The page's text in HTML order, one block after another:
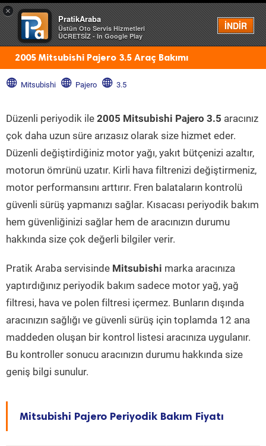
×
PratikAraba
Üstün Oto Servis Hizmetleri
ÜCRETSİZ - In Google Play
İNDİR
Menü
2005 Mitsubishi Pajero 3.5 Araç Bakımı
Mitsubishi Pajero 3.5
Düzenli periyodik ile 2005 Mitsubishi Pajero 3.5 aracınız
çok daha uzun süre arızasız olarak size hizmet eder.
Düzenli değiştirdiğiniz motor yağı, yakıt bütçenizi azaltır,
motorun ömrünü uzatır. Kirli hava filtrenizi değiştirmeniz,
motor performansını arttırır. Fren balataların kontrolü
güvenli sürüş yapmanızı sağlar. Kısacası periyodik bakım
hem güvenliğinizi sağlar hem de aracınızın durumu
hakkında size çok değerli bilgiler verir.
Pratik Araba servisinde Mitsubishi marka aracınıza
yaptırdığınız periyodik bakım sadece motor yağ, yağ
filtresi, hava ve polen filtresi içermez. Bunların dışında
aracınızın sağlığı ve güvenli sürüş için toplamda 12 ana
maddeden oluşan bir kontrol listesi aracınıza uygulanır.
Bu kontroller sonucu aracınızın durumu hakkında size
geniş bilgi sunulur.
Mitsubishi Pajero Periyodik Bakım Fiyatı